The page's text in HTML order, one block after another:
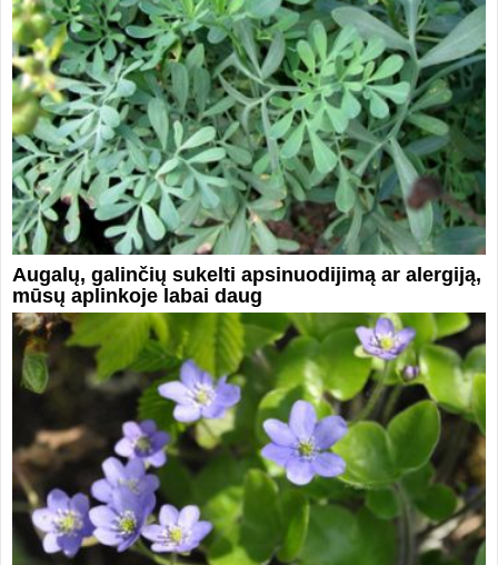
Augalų, galinčių sukelti apsinuodijimą ar alergiją,
mūsų aplinkoje labai daug